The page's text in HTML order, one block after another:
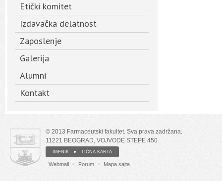
Etički komitet
Izdavačka delatnost
Zaposlenje
Galerija
Alumni
Kontakt
© 2013 Farmaceutski fakultet. Sva prava zadržana.
11221 BEOGRAD, VOJVODE STEPE 450
IMENIK LIČNA KARTA
Webmail Forum Mapa sajta